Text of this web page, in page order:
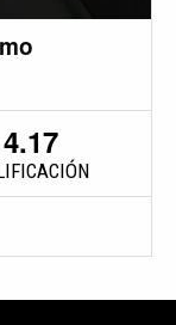
4.17